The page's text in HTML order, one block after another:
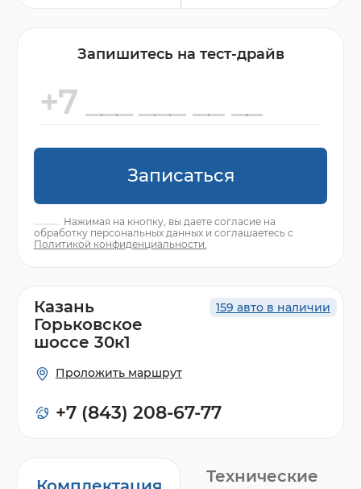
Запишитесь на тест-драйв
Записаться
Нажимая на кнопку, вы даете согласие на
обработку персональных данных и соглашаетесь с
Политикой конфиденциальности.
Технические
159 авто в наличии
Казань
Горьковское
шоссе 30к1
Проложить маршрут
+7 (843) 208-67-77